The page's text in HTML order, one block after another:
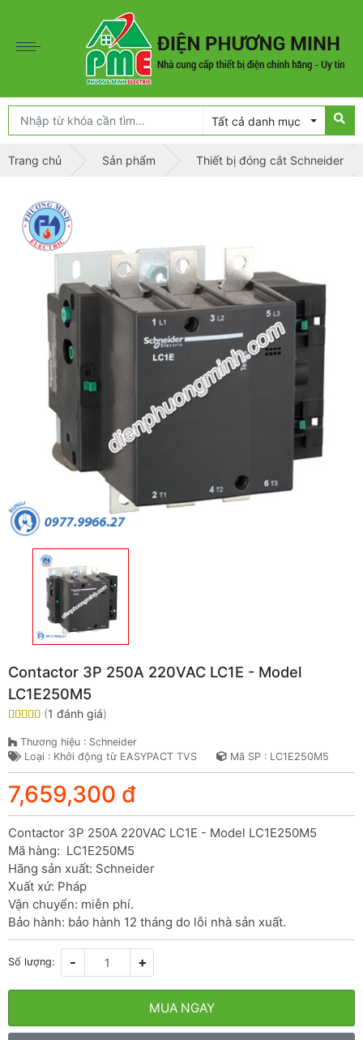
Tất cả danh mục
Trang chủ Sản phẩm Thiết bị đóng cắt Schneider
Contactor 3P 250A 220VAC LC1E - Model
LC1E250M5
(1 đánh giá)
Thương hiệu : Schneider
Loại : Khởi động từ EASYPACT TVS
Mã SP : LC1E250M5
7,659,300 đ
Contactor 3P 250A 220VAC LC1E - Model LC1E250M5
Mã hàng:  LC1E250M5
Hãng sản xuất: Schneider
Xuất xứ: Pháp
Vận chuyển: miễn phí.
Bảo hành: bảo hành 12 tháng do lỗi nhà sản xuất.
Số lượng: - +
MUA NGAY